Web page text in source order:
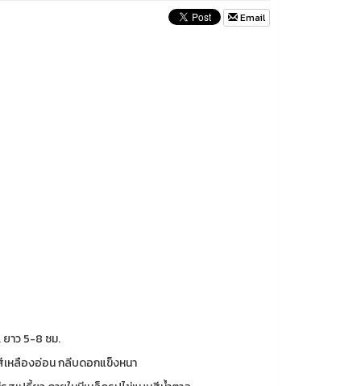
Email
าว 5-8 ซม.
หลืองอ่อน กลีบดอกแข็งหนา